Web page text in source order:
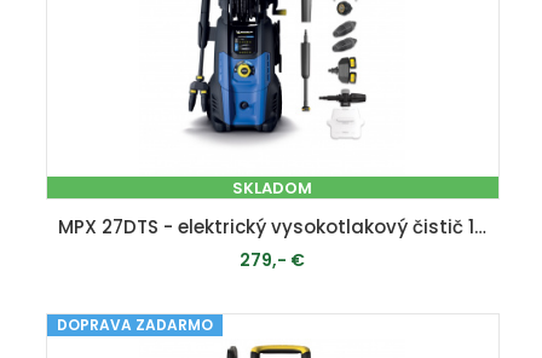
SKLADOM
MPX 27DTS - elektrický vysokotlakový čistič 160 bar
279,- €
PRIDAŤ DO KOŠÍKA
DOPRAVA ZADARMO